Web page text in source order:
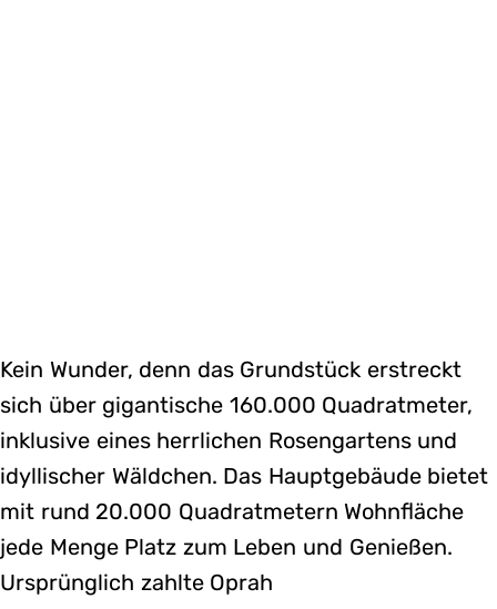
Kein Wunder, denn das Grundstück erstreckt
sich über gigantische 160.000 Quadratmeter,
inklusive eines herrlichen Rosengartens und
idyllischer Wäldchen. Das Hauptgebäude bietet
mit rund 20.000 Quadratmetern Wohnfläche
jede Menge Platz zum Leben und Genießen.
Ursprünglich zahlte Oprah